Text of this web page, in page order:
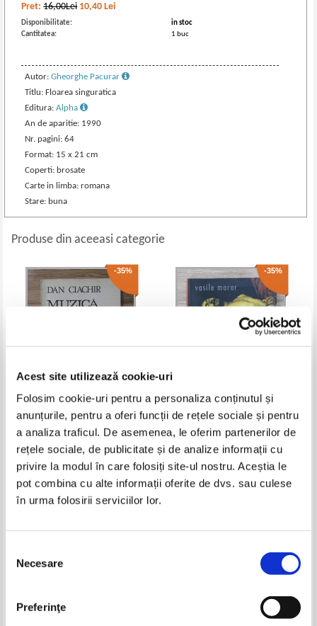
Acest site utilizează cookie-uri
Folosim cookie-uri pentru a personaliza conținutul și
anunțurile, pentru a oferi funcții de rețele sociale și pentru
a analiza traficul. De asemenea, le oferim partenerilor de
rețele sociale, de publicitate și de analize informații cu
privire la modul în care folosiți site-ul nostru. Aceștia le
pot combina cu alte informații oferite de dvs. sau culese
în urma folosirii serviciilor lor.
consimțământului
Necesare
Preferinţe
Pret:16,00Lei 10,40 Lei
Disponibilitate:
in stoc
Cantitatea:
1 buc
Autor:Gheorghe Pacurar
Titlu: Floarea singuratica
Editura:Alpha
An de aparitie: 1990
Nr. pagini: 64
Format: 15 x 21 cm
Coperti: brosate
Carte in limba: romana
Stare: buna
Produse din aceeasi categorie
-35%
Dan Ciachir - Muzica si memorie
Pret:12,00Lei 7,80 Lei
Adaugă în coș
-35%
Vasile Morar - Va veni ingerul
Pret:16,00Lei 10,40 Lei
Adaugă în coș